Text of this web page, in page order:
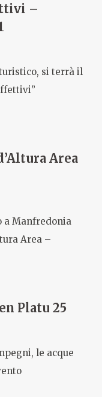
–
si terrà il
Area
a Manfredonia
Area –
Platu 25
le acque